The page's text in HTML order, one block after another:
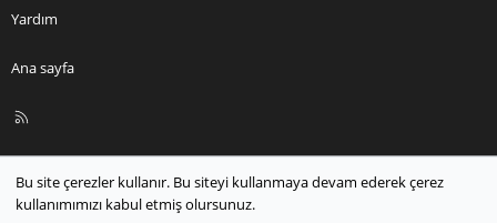
Yardım
Ana sayfa
R
S
Bu site çerezler kullanır. Bu siteyi kullanmaya devam ederek çerez
kullanımımızı kabul etmiş olursunuz.